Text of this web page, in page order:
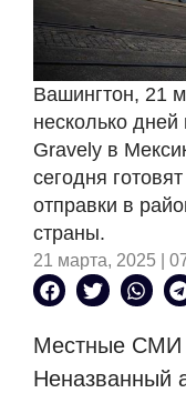
Вашингтон, 21
несколько
Gravely в
сегодня
отправки в
страны.
21 марта, 2025 |
Местные СМИ
Неназванный